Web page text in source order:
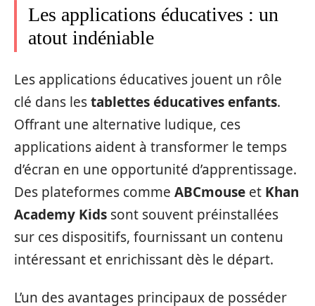
Les applications éducatives : un
atout indéniable
Les applications éducatives jouent un rôle
clé dans lestablettes éducatives enfants.
Offrant une alternative ludique, ces
applications aident à transformer le temps
d’écran en une opportunité d’apprentissage.
Des plateformes comme ABCmouse et Khan
Academy Kids sont souvent préinstallées
sur ces dispositifs, fournissant un contenu
intéressant et enrichissant dès le départ.
L’un des avantages principaux de posséder